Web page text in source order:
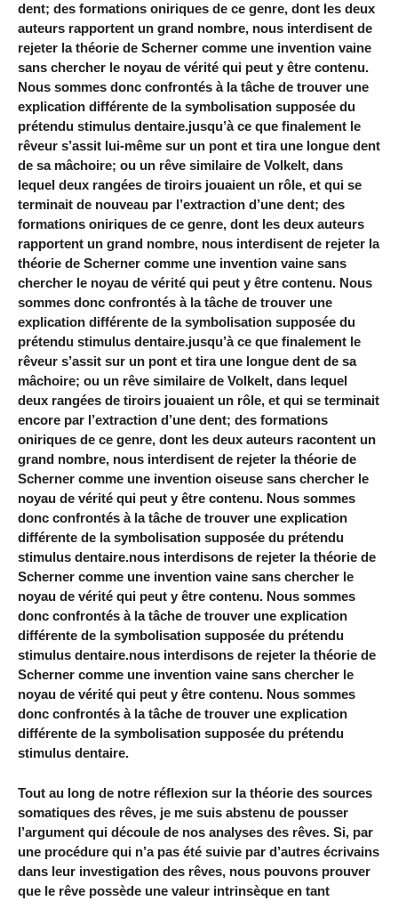
dent; des formations oniriques de ce genre, dont les deux
auteurs rapportent un grand nombre, nous interdisent de
rejeter la théorie de Scherner comme une invention vaine
sans chercher le noyau de vérité qui peut y être contenu.
Nous sommes donc confrontés à la tâche de trouver une
explication différente de la symbolisation supposée du
prétendu stimulus dentaire.jusqu’à ce que finalement le
rêveur s’assit lui-même sur un pont et tira une longue dent
de sa mâchoire; ou un rêve similaire de Volkelt, dans
lequel deux rangées de tiroirs jouaient un rôle, et qui se
terminait de nouveau par l’extraction d’une dent; des
formations oniriques de ce genre, dont les deux auteurs
rapportent un grand nombre, nous interdisent de rejeter la
théorie de Scherner comme une invention vaine sans
chercher le noyau de vérité qui peut y être contenu. Nous
sommes donc confrontés à la tâche de trouver une
explication différente de la symbolisation supposée du
prétendu stimulus dentaire.jusqu’à ce que finalement le
rêveur s’assit sur un pont et tira une longue dent de sa
mâchoire; ou un rêve similaire de Volkelt, dans lequel
deux rangées de tiroirs jouaient un rôle, et qui se terminait
encore par l’extraction d’une dent; des formations
oniriques de ce genre, dont les deux auteurs racontent un
grand nombre, nous interdisent de rejeter la théorie de
Scherner comme une invention oiseuse sans chercher le
noyau de vérité qui peut y être contenu. Nous sommes
donc confrontés à la tâche de trouver une explication
différente de la symbolisation supposée du prétendu
stimulus dentaire.nous interdisons de rejeter la théorie de
Scherner comme une invention vaine sans chercher le
noyau de vérité qui peut y être contenu. Nous sommes
donc confrontés à la tâche de trouver une explication
différente de la symbolisation supposée du prétendu
stimulus dentaire.nous interdisons de rejeter la théorie de
Scherner comme une invention vaine sans chercher le
noyau de vérité qui peut y être contenu. Nous sommes
donc confrontés à la tâche de trouver une explication
différente de la symbolisation supposée du prétendu
stimulus dentaire.
Tout au long de notre réflexion sur la théorie des sources
somatiques des rêves, je me suis abstenu de pousser
l’argument qui découle de nos analyses des rêves. Si, par
une procédure qui n’a pas été suivie par d’autres écrivains
dans leur investigation des rêves, nous pouvons prouver
que le rêve possède une valeur intrinsèque en tant